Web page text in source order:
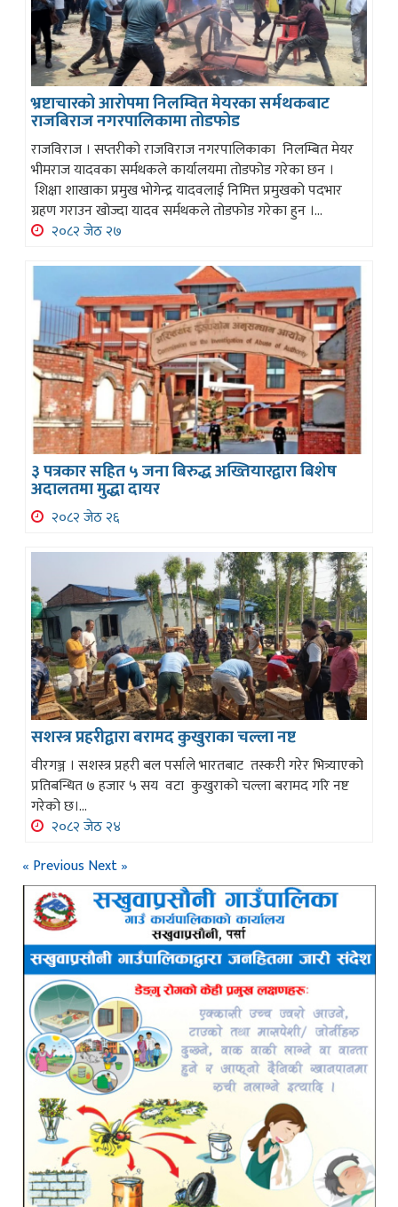
भ्रष्टाचारको आरोपमा निलम्वित मेयरका सर्मथकबाट
राजबिराज नगरपालिकामा तोडफोड
राजविराज । सप्तरीको राजविराज नगरपालिकाका निलम्बित मेयर
भीमराज यादवका सर्मथकले कार्यालयमा तोडफोड गरेका छन ।
शिक्षा शाखाका प्रमुख भोगेन्द्र यादवलाई निमित्त प्रमुखको पदभार
ग्रहण गराउन खोज्दा यादव सर्मथकले तोडफोड गरेका हुन ।...
२०८२ जेठ २७
३ पत्रकार सहित ५ जना बिरुद्ध अख्तियारद्वारा बिशेष
अदालतमा मुद्धा दायर
२०८२ जेठ २६
सशस्त्र प्रहरीद्वारा बरामद कुखुराका चल्ला नष्ट
वीरगञ्ज । सशस्त्र प्रहरी बल पर्साले भारतबाट तस्करी गरेर भित्र्याएको
प्रतिबन्धित ७ हजार ५ सय वटा कुखुराको चल्ला बरामद गरि नष्ट
गरेको छ।...
२०८२ जेठ २४
« Previous Next »